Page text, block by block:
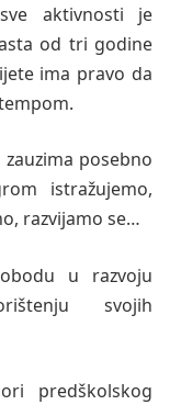
aktivnosti je
od tri godine
ima pravo da
posebno
istražujemo,
razvijamo se…
u razvoju
svojih
predškolskog